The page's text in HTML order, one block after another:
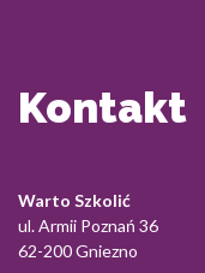
Kontakt
Warto Szkolić
ul. Armii Poznań 36
62-200 Gniezno